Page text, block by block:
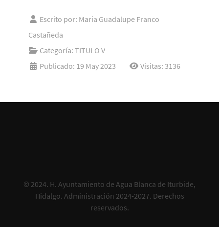
Escrito por: Maria Guadalupe Franco
Castañeda
Categoría: TITULO V
Publicado: 19 May 2023
Visitas: 3136
© 2024. H. Ayuntamiento de Agua Blanca de Iturbide,
Hidalgo. Administración 2024-2027. Derechos
reservados.